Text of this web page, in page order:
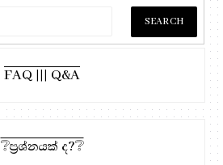
FAQ ||| Q&A
❔ප්‍රශ්නයක් ද?❔